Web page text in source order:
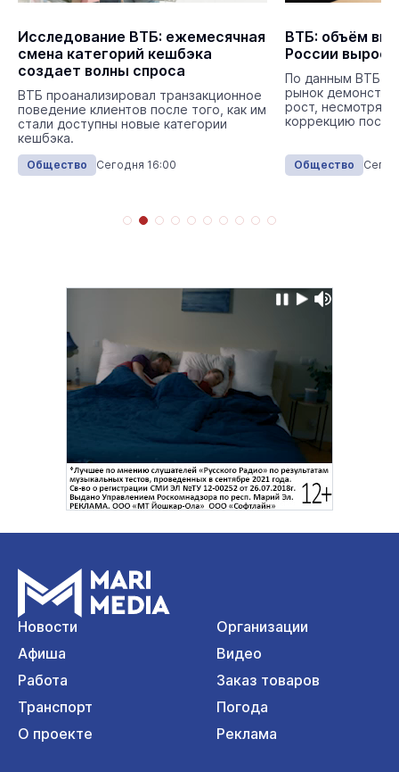
Исследование ВТБ: ежемесячная
смена категорий кешбэка
создает волны спроса
ВТБ проанализировал транзакционное
поведение клиентов после того, как им
стали доступны новые категории
кешбэка.
Общество Сегодня 16:00
ВТБ: объём
России вырос
По данным ВТБ,
рынок
рост, несмотря
коррекцию
Общество
Новости
Организации
Афиша
Видео
Работа
Заказ товаров
Транспорт
Погода
О проекте
Реклама